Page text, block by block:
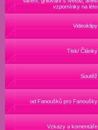
vzpomínky na léto
Videoklipy
Tisk/ Články
Soutěž
od Fanoušků pro Fanoušky
Vzkazy a komentáře